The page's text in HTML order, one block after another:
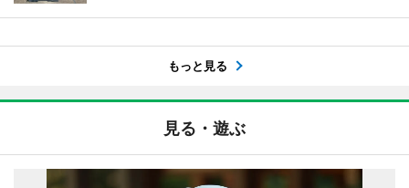
もっと見る
見る・遊ぶ